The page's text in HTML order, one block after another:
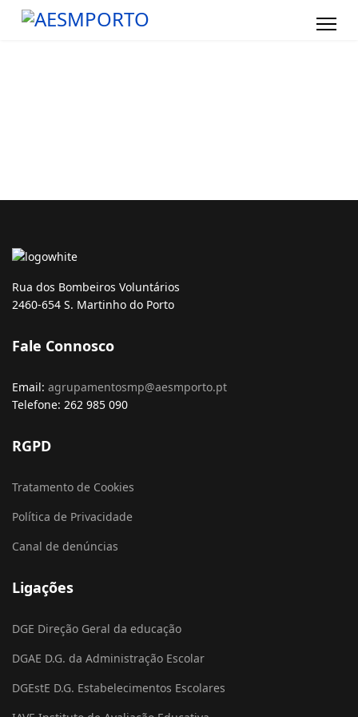
Rua dos Bombeiros Voluntários
2460-654 S. Martinho do Porto
Fale Connosco
Email: agrupamentosmp@aesmporto.pt
Telefone: 262 985 090
RGPD
Tratamento de Cookies
Política de Privacidade
Canal de denúncias
Ligações
DGE Direção Geral da educação
DGAE D.G. da Administração Escolar
DGEstE D.G. Estabelecimentos Escolares